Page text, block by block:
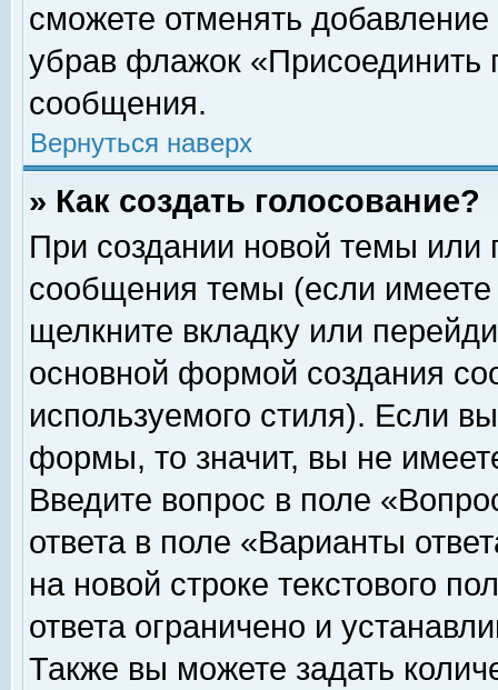
сможете отменять
убрав флажок «Присоединить
сообщения.
Вернуться наверх
» Как создать голосование?
При создании новой темы или
сообщения темы (если
щелкните вкладку или
основной формой создания
используемого стиля). Если
формы, то значит, вы не
Введите вопрос в поле
ответа в поле «Варианты
на новой строке текстового
ответа ограничено и
Также вы можете задать